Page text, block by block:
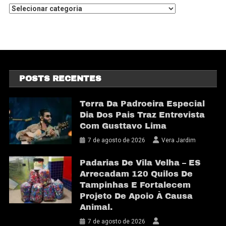
POSTS RECENTES
Terra Da Padroeira Especial
Dia Dos Pais Traz Entrevista
Com Gusttavo Lima
7 de agosto de 2026 Vera Jardim
Padarias De Vila Velha – ES
Arrecadam 120 Quilos De
Tampinhas E Fortalecem
Projeto De Apoio À Causa
Animal.
7 de agosto de 2026